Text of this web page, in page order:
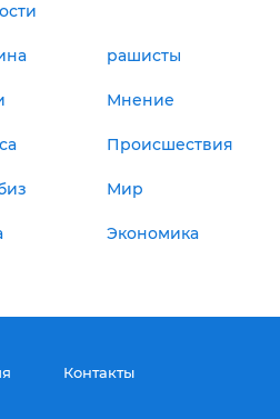
рашисты
Мнение
Происшествия
Мир
Экономика
Контакты